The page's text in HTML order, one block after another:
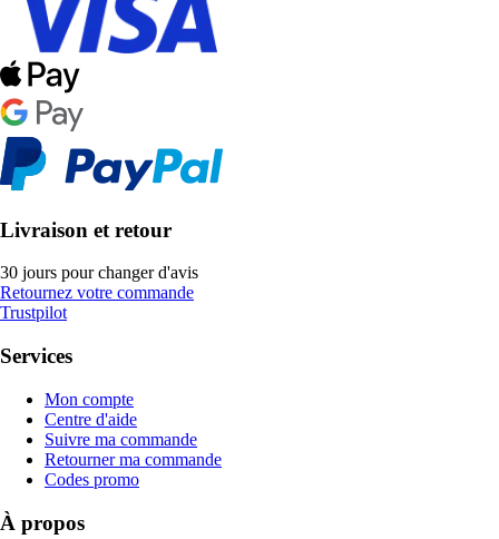
Livraison et retour
30 jours pour changer d'avis
Retournez votre commande
Trustpilot
Services
Mon compte
Centre d'aide
Suivre ma commande
Retourner ma commande
Codes promo
À propos